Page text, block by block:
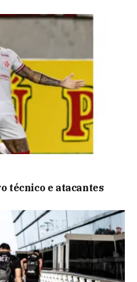
técnico e atacantes